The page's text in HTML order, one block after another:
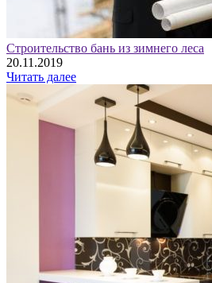
Строительство бань из зимнего леса
20.11.2019
Читать далее